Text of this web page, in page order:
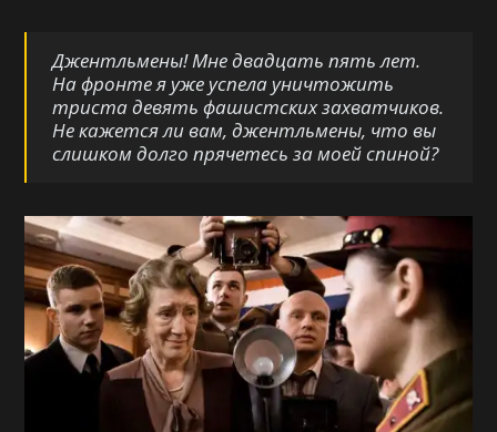
Джентльмены! Мне двадцать пять лет.
На фронте я уже успела уничтожить
триста девять фашистских захватчиков.
Не кажется ли вам, джентльмены, что вы
слишком долго прячетесь за моей спиной?